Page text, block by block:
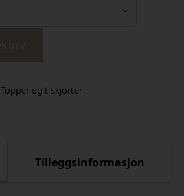
Topper og t-skjorter
Tilleggsinformasjon